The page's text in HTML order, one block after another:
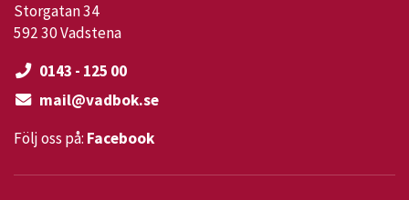
Storgatan 34
592 30 Vadstena
0143 - 125 00
mail@vadbok.se
Följ oss på: Facebook